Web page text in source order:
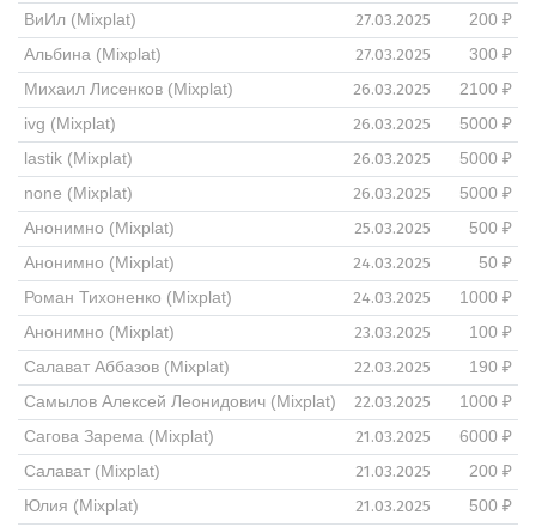
ВиИл (Mixplat)
27.03.2025
200 ₽
Альбина (Mixplat)
27.03.2025
300 ₽
Михаил Лисенков (Mixplat)
26.03.2025
2100 ₽
ivg (Mixplat)
26.03.2025
5000 ₽
lastik (Mixplat)
26.03.2025
5000 ₽
none (Mixplat)
26.03.2025
5000 ₽
Анонимно (Mixplat)
25.03.2025
500 ₽
Анонимно (Mixplat)
24.03.2025
50 ₽
Роман Тихоненко (Mixplat)
24.03.2025
1000 ₽
Анонимно (Mixplat)
23.03.2025
100 ₽
Салават Аббазов (Mixplat)
22.03.2025
190 ₽
Самылов Алексей Леонидович (Mixplat)
22.03.2025
1000 ₽
Сагова Зарема (Mixplat)
21.03.2025
6000 ₽
Салават (Mixplat)
21.03.2025
200 ₽
Юлия (Mixplat)
21.03.2025 500 ₽